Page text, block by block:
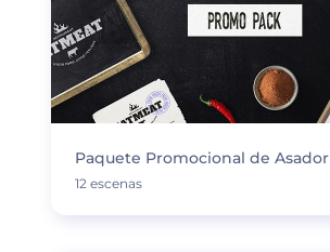
Paquete Promocional de Asador
12 escenas